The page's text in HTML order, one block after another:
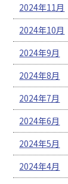
2024年11月
2024年10月
2024年9月
2024年8月
2024年7月
2024年6月
2024年5月
2024年4月